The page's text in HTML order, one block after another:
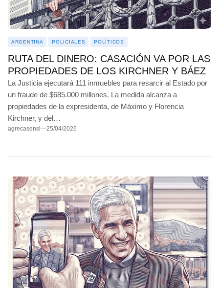
JUNÍN
BALCARCE
MARCOS PAZ
JOSÉ C. PAZ
MAR DEL PLATA
ITUZAINGÓ
ARGENTINA POLICIALES POLÍTICOS
RUTA DEL DINERO: CASACIÓN VA POR LAS
PROPIEDADES DE LOS KIRCHNER Y BÁEZ
La Justicia ejecutará 111 inmuebles para resarcir al Estado por
un fraude de $685.000 millones. La medida alcanza a
propiedades de la expresidenta, de Máximo y Florencia
Kirchner, y del…
agrecasensl —25/04/2026